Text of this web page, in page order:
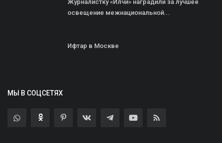
Журналистку «Илчи» наградили за лучшее
освещение межнациональной...
Ифтар в Москве
МЫ В СОЦСЕТЯХ